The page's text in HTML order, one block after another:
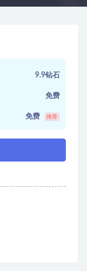
9.9钻石
免费
免费 推荐